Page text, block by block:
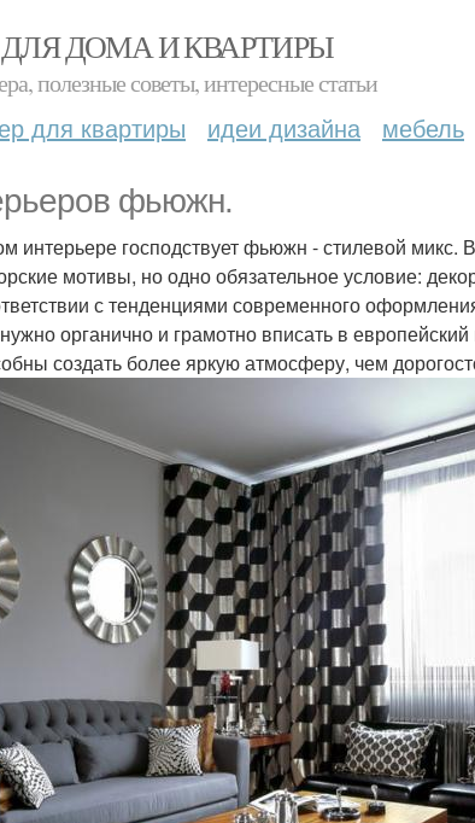
ДЛЯ ДОМА И КВАРТИРЫ
полезные советы, интересные статьи
для квартиры идеи дизайна мебель
фьюжн.
интерьере господствует фьюжн - стилевой
мотивы, но одно обязательное условие:
с тенденциями современного
органично и грамотно вписать в европейский
создать более яркую атмосферу, чем